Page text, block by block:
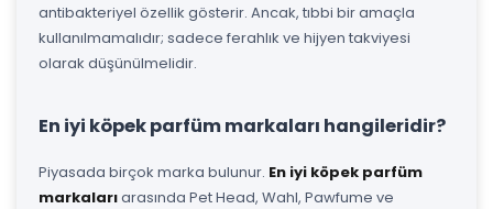
antibakteriyel özellik gösterir. Ancak, tıbbi bir amaçla
kullanılmamalıdır; sadece ferahlık ve hijyen takviyesi
olarak düşünülmelidir.
En iyi köpek parfüm markaları hangileridir?
Piyasada birçok marka bulunur. En iyi köpek parfüm
markalarıarasında Pet Head, Wahl, Pawfume ve